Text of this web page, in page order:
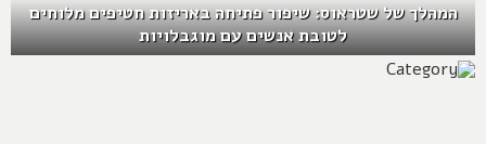
המהלך של שטראוס: שיפור פתיחה באריזות חטיפים מלוחים
לטובת אנשים עם מוגבלויות